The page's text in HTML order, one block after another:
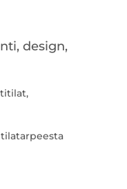
design,